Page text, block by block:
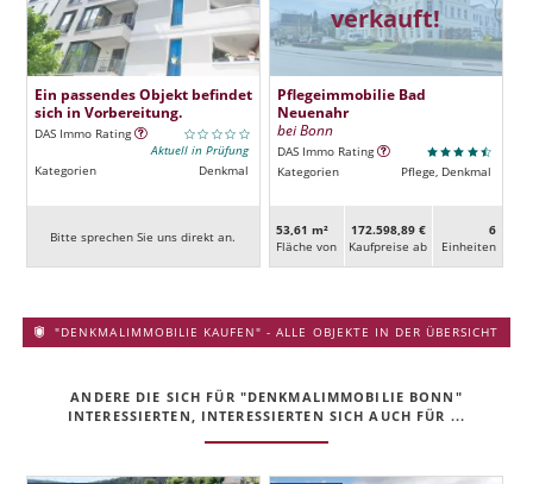
Ein passendes Objekt befindet
sich in Vorbereitung.
DAS Immo Rating
Aktuell in Prüfung
Kategorien
Denkmal
Bitte sprechen Sie uns direkt an.
verkauft!
Pflegeimmobilie Bad
Neuenahr
bei Bonn
DAS Immo Rating
Kategorien
Pflege, Denkmal
53,61 m²
Fläche von
172.598,89 €
Kaufpreise ab
6
Ein­heiten
"DENKMALIMMOBILIE KAUFEN" - ALLE OBJEKTE IN DER ÜBERSICHT
ANDERE DIE SICH FÜR "DENKMALIMMOBILIE BONN"
INTERESSIERTEN, INTERESSIERTEN SICH AUCH FÜR ...